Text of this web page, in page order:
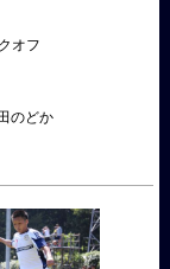
オフ
のどか